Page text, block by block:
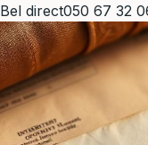
Bel direct050 67 32